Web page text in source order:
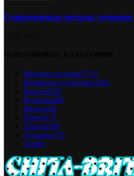
Современные методы лечения
Женские истории7514
Интересно и полезно2382
Красота592
Рецепты499
Жизнь180
Разное171
Тренды166
Здоровье116
Дом81